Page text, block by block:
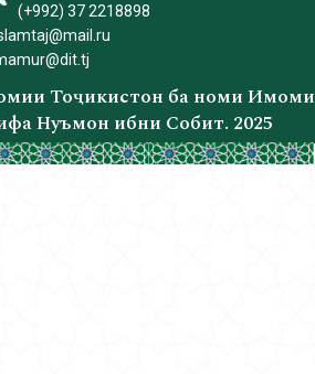
(+992) 37 2218898
Тоҷикистон ба номи Имоми
Нуъмон ибни Собит. 2025